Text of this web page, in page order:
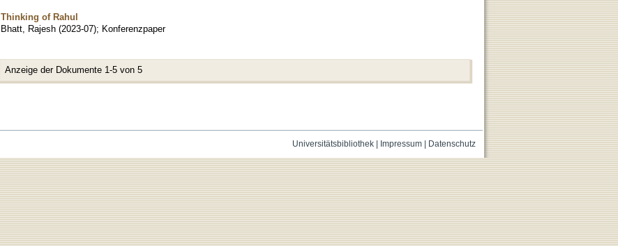
Thinking of Rahul
Bhatt, Rajesh (2023-07); Konferenzpaper
Anzeige der Dokumente 1-5 von 5
Universitätsbibliothek| Impressum| Datenschutz